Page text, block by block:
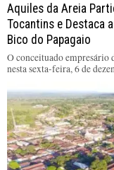
Aquiles da Areia
Tocantins e Destaca
Bico do Papagaio
O conceituado
nesta sexta-feira, 6 de